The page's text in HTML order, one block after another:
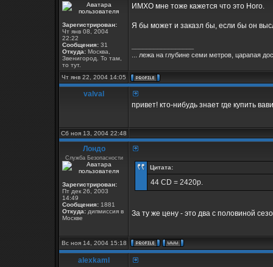
Зарегистрирован:
Чт янв 08, 2004
22:22
Сообщения: 31
Откуда: Москва,
Звенигород. То там,
то тут.
ИМХО мне тоже кажется что это Horo.
Я бы может и заказл бы, если бы он
... лежа на глубине семи метров, царапая
Чт янв 22, 2004 14:05
valval
привет! кто-нибудь знает где купить
Сб ноя 13, 2004 22:48
Лондо
Служба Безопасности
Зарегистрирован:
Пт дек 26, 2003
14:49
Сообщения: 1881
Откуда: дипмиссия в
Москве
Цитата:
44 CD = 2420р.
За ту же цену - это два с половиной
Вс ноя 14, 2004 15:18
alexkaml